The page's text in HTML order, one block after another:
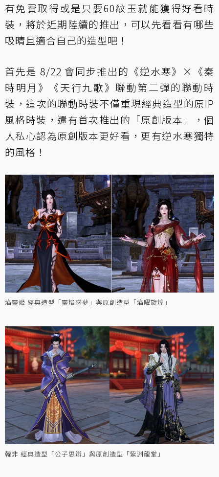
有免費取得或是只要60紋玉就能獲得好看時
裝，將於近期陸續的推出，可以先看看有哪些
吸晴且適合自己的造型吧！
首先是 8/22 會同步推出的《逆水寒》×《秦
時明月》《天行九歌》聯動第二彈的聯動時
裝，這次的聯動時裝不僅重現經典造型的原IP
風格時裝，還有首次推出的「原創版本」，個
人私心認為原創版本更好看，更有逆水寒獨特
的風格！
焰靈姬 經典造型「靈焰惑夢」與原創造型「焰曜旋煌」
韓非 經典造型「公子思辯」與原創造型「紫淵龍堂」